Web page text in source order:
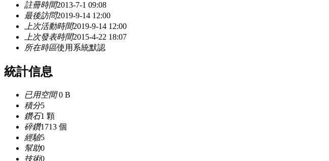
註冊時間2013-7-1 09:08
最後訪問2019-9-14 12:00
上次活動時間2019-9-14 12:00
上次發表時間2015-4-22 18:07
所在時區使用系統默認
統計信息
已用空間0 B
積分5
鑽石1 顆
碎鑽1713 個
經驗5
幫助0
技術0